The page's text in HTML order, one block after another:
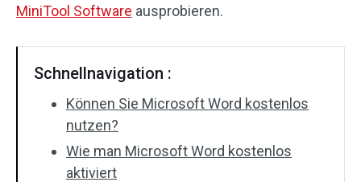
MiniTool Software ausprobieren.
Schnellnavigation :
Können Sie Microsoft Word kostenlos
nutzen?
Wie man Microsoft Word kostenlos
aktiviert